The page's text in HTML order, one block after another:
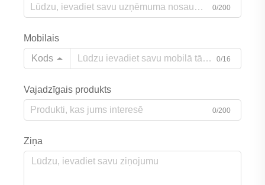
0/200
Mobilais
Kods
0/16
Vajadzīgais produkts
0/200
Ziņa